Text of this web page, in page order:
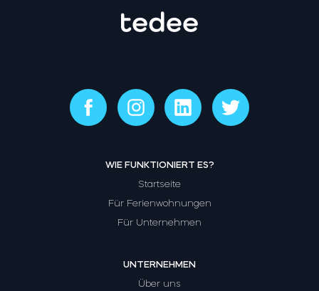
WIE FUNKTIONIERT ES?
Startseite
Für Ferienwohnungen
Für Unternehmen
UNTERNEHMEN
Über uns